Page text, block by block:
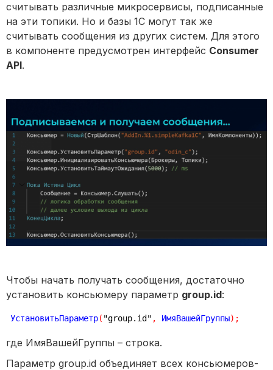
считывать различные микросервисы, подписанные
на эти топики. Но и базы 1С могут так же
считывать сообщения из других систем. Для этого
в компоненте предусмотрен интерфейс Consumer
API.
Чтобы начать получать сообщения, достаточно
установить консьюмеру параметр group.id:
УстановитьПараметр( "group.id" , ИмяВашейГруппы) ;
где ИмяВашейГруппы – строка.
Параметр group.id объединяет всех консьюмеров-